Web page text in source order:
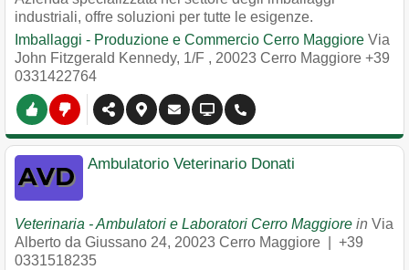
industriali, offre soluzioni per tutte le esigenze.
Imballaggi - Produzione e Commercio Cerro Maggiore Via
John Fitzgerald Kennedy, 1/F , 20023 Cerro Maggiore +39
0331422764
Ambulatorio Veterinario Donati
Veterinaria - Ambulatori e Laboratori Cerro Maggiore in Via
Alberto da Giussano 24, 20023 Cerro Maggiore
+39
0331518235